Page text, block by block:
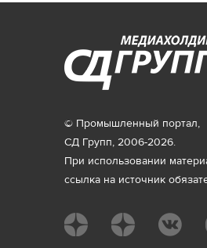
© Промышленный портал,
СД Групп, 2006-2026.
При использовании
ссылка на источник